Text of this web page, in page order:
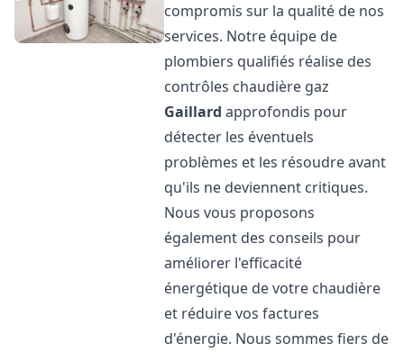
compromis sur la qualité de nos
services. Notre équipe de
plombiers qualifiés réalise des
contrôles chaudière gaz
Gaillard approfondis pour
détecter les éventuels
problèmes et les résoudre avant
qu'ils ne deviennent critiques.
Nous vous proposons
également des conseils pour
améliorer l'efficacité
énergétique de votre chaudière
et réduire vos factures
d'énergie. Nous sommes fiers de